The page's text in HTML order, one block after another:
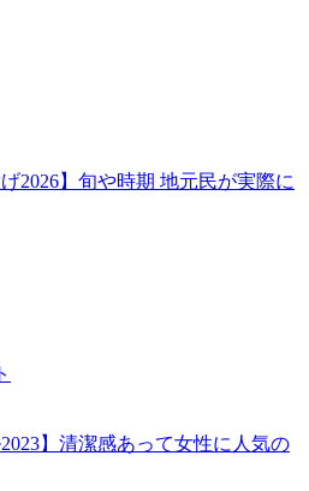
2026】旬や時期 地元民が実際に
】清潔感あって女性に人気の